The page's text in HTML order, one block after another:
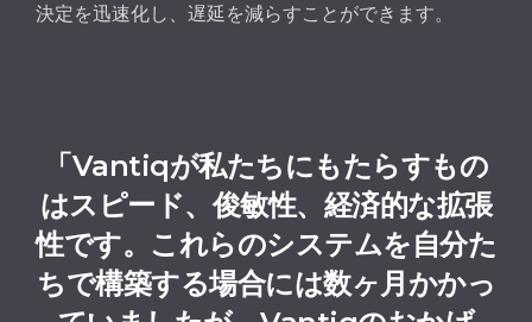
決定を迅速化し、遅延を減らすことができます。
「Vantiqが私たちにもたらすもの
はスピード、俊敏性、経済的な拡張
性です。これらのシステムを自分た
ちで構築する場合には数ヶ月かかっ